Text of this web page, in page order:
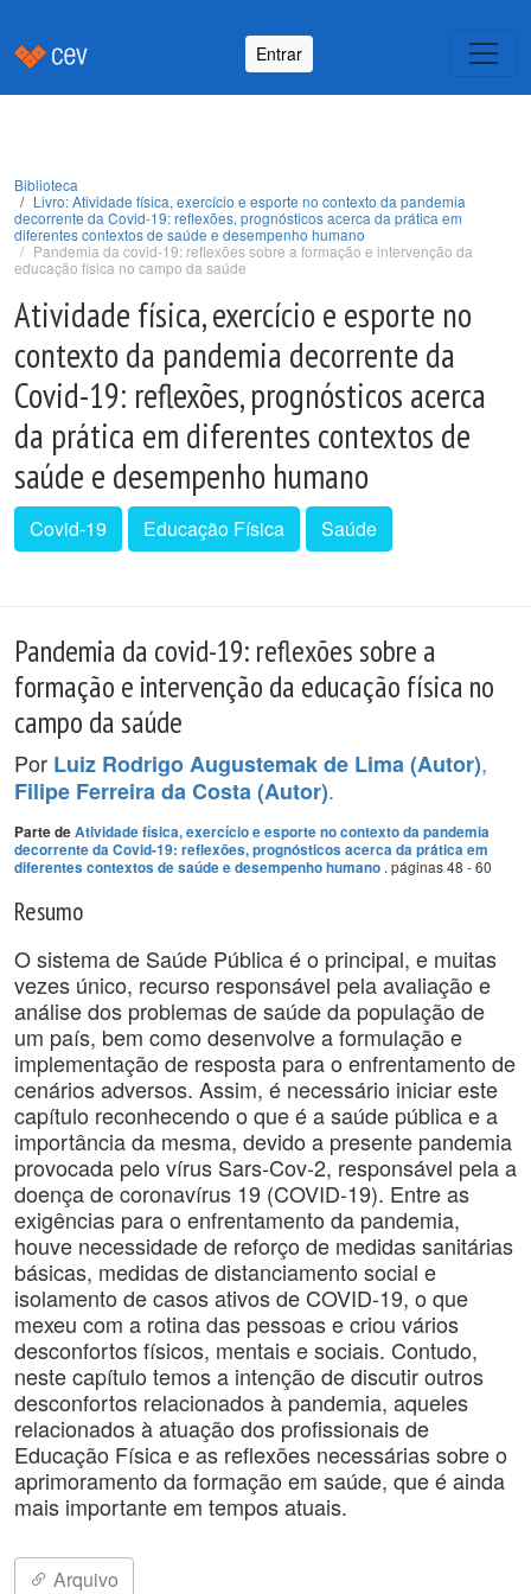
Entrar
Biblioteca
Livro: Atividade física, exercício e esporte no contexto da pandemia
decorrente da Covid-19: reflexões, prognósticos acerca da prática em
diferentes contextos de saúde e desempenho humano
Pandemia da covid-19: reflexões sobre a formação e intervenção da
educação física no campo da saúde
Atividade física, exercício e esporte no
contexto da pandemia decorrente da
Covid-19: reflexões, prognósticos acerca
da prática em diferentes contextos de
saúde e desempenho humano
Covid-19 Educação Física Saúde
Pandemia da covid-19: reflexões sobre a
formação e intervenção da educação física no
campo da saúde
Por Luiz Rodrigo Augustemak de Lima (Autor),
Filipe Ferreira da Costa (Autor).
Parte deAtividade física, exercício e esporte no contexto da pandemia
decorrente da Covid-19: reflexões, prognósticos acerca da prática em
diferentes contextos de saúde e desempenho humano . páginas 48 - 60
Resumo
O sistema de Saúde Pública é o principal, e muitas
vezes único, recurso responsável pela avaliação e
análise dos problemas de saúde da população de
um país, bem como desenvolve a formulação e
implementação de resposta para o enfrentamento de
cenários adversos. Assim, é necessário iniciar este
capítulo reconhecendo o que é a saúde pública e a
importância da mesma, devido a presente pandemia
provocada pelo vírus Sars-Cov-2, responsável pela a
doença de coronavírus 19 (COVID-19). Entre as
exigências para o enfrentamento da pandemia,
houve necessidade de reforço de medidas sanitárias
básicas, medidas de distanciamento social e
isolamento de casos ativos de COVID-19, o que
mexeu com a rotina das pessoas e criou vários
desconfortos físicos, mentais e sociais. Contudo,
neste capítulo temos a intenção de discutir outros
desconfortos relacionados à pandemia, aqueles
relacionados à atuação dos profissionais de
Educação Física e as reflexões necessárias sobre o
aprimoramento da formação em saúde, que é ainda
mais importante em tempos atuais.
Arquivo